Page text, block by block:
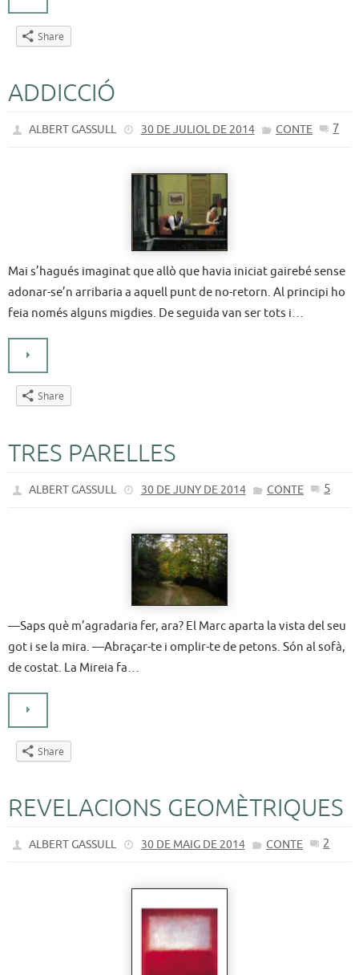
Share
ADDICCIÓ
ALBERT GASSULL 30 DE JULIOL DE 2014 CONTE 7
Mai s’hagués imaginat que allò que havia iniciat gairebé sense
adonar-se’n arribaria a aquell punt de no-retorn. Al principi ho
feia només alguns migdies. De seguida van ser tots i…
Share
TRES PARELLES
ALBERT GASSULL 30 DE JUNY DE 2014 CONTE 5
—Saps què m’agradaria fer, ara? El Marc aparta la vista del seu
got i se la mira. —Abraçar-te i omplir-te de petons. Són al sofà,
de costat. La Mireia fa…
Share
REVELACIONS GEOMÈTRIQUES
ALBERT GASSULL 30 DE MAIG DE 2014 CONTE 2